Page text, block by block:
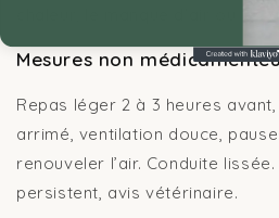
Mesures non
Repas léger 2 à 3 heures
arrimé, ventilation douce,
renouveler l’air. Conduite
persistent, avis vétérinaire.